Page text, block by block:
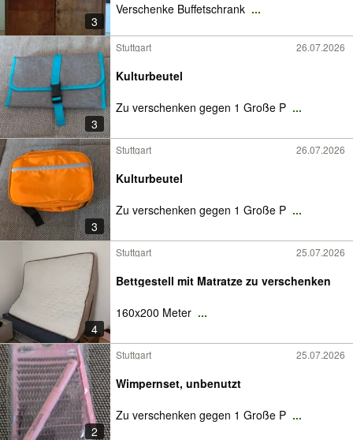
3
Verschenke Buffetschrank ...
3
Stuttgart 26.07.2026
Kulturbeutel
Zu verschenken gegen 1 Große P ...
3
Stuttgart 26.07.2026
Kulturbeutel
Zu verschenken gegen 1 Große P ...
4
Stuttgart 25.07.2026
Bettgestell mit Matratze zu verschenken
160x200 Meter ...
2
Stuttgart 25.07.2026
Wimpernset, unbenutzt
Zu verschenken gegen 1 Große P ...